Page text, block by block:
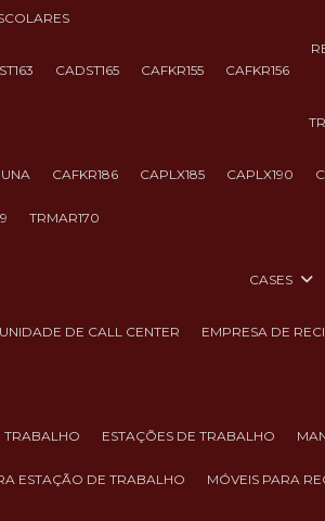
CADST165 CAFKR155 CAFKR156
CAFKR186 CAPLX185 CAPLX190
TRMAR170
CASES
UNIDADE DE CALL CENTER EMPRESA DE
TRABALHO ESTAÇÕES DE TRABALHO
ESTAÇÃO DE TRABALHO MÓVEIS PARA